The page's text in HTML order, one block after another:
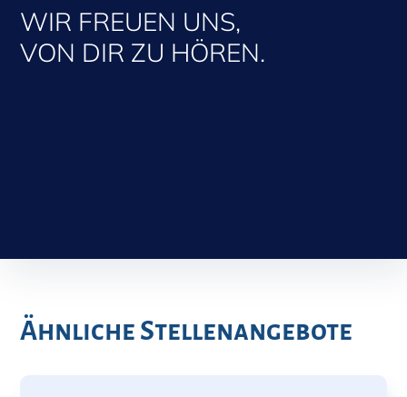
WIR FREUEN UNS,
VON DIR ZU HÖREN.
Ähnliche Stellenangebote